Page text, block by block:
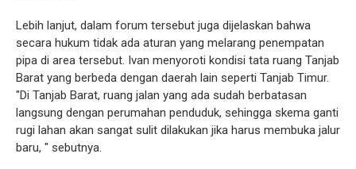
Lebih lanjut, dalam forum tersebut juga dijelaskan bahwa
secara hukum tidak ada aturan yang melarang penempatan
pipa di area tersebut. Ivan menyoroti kondisi tata ruang Tanjab
Barat yang berbeda dengan daerah lain seperti Tanjab Timur.
"Di Tanjab Barat, ruang jalan yang ada sudah berbatasan
langsung dengan perumahan penduduk, sehingga skema ganti
rugi lahan akan sangat sulit dilakukan jika harus membuka jalur
baru, " sebutnya.